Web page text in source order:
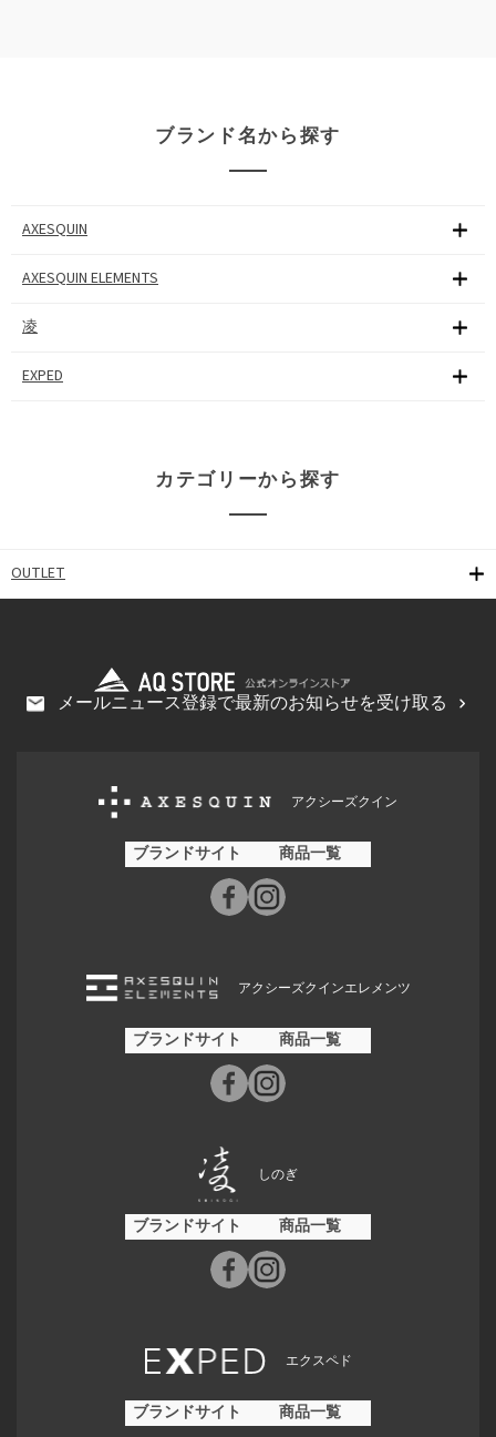
ブランド名から探す
AXESQUIN
AXESQUIN ELEMENTS
凌
EXPED
カテゴリーから探す
OUTLET
メールニュース登録で最新のお知らせを受け取る
アクシーズクイン
ブランドサイト 商品一覧
アクシーズクインエレメンツ
ブランドサイト 商品一覧
しのぎ
ブランドサイト 商品一覧
エクスペド
ブランドサイト 商品一覧